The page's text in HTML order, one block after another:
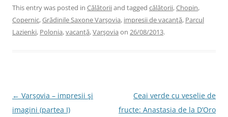
c
e
k
itt
er
k
e
er
e
ai
l
This entry was posted in Călătoriiand tagged călătorii,Chopin,
Copernic,Grădinile Saxone Varşovia, impresii de vacanţă, Parcul
Lazienki, Polonia,vacanţă,Varşovia on 26/08/2013.
Post
navigation
← Varşovia – impresii şi
imagini (partea I)
Ceai verde cu veselie de
fructe: Anastasia de la D’Oro